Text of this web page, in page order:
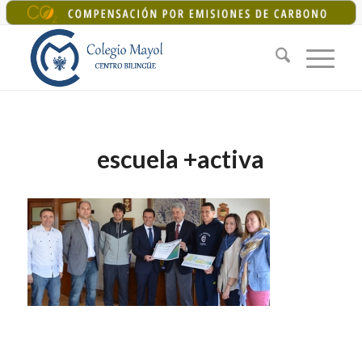
+34 925 22 07 33| colegiomayol@colegiomayol.es
escuela +activa